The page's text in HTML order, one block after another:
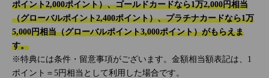
ポイント2,000ポイント）、ゴールドカードなら1万2,000円相当
（グローバルポイント2,400ポイント）、プラチナカードなら1万
5,000円相当（グローバルポイント3,000ポイント）がもらえま
す。
※特典には条件・留意事項がございます。金額相当額表記は、1
ポイント＝5円相当として利用した場合です。